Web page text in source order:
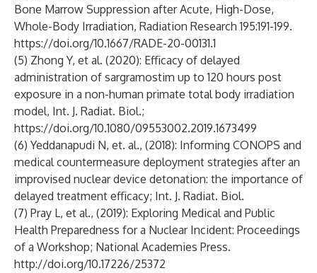
Bone Marrow Suppression after Acute, High-Dose,
Whole-Body Irradiation, Radiation Research 195:191-199.
https://doi.org/10.1667/RADE-20-00131.1
(5) Zhong Y, et al. (2020): Efficacy of delayed
administration of sargramostim up to 120 hours post
exposure in a non-human primate total body irradiation
model, Int. J. Radiat. Biol.;
https://doi.org/10.1080/09553002.2019.1673499
(6) Yeddanapudi N, et. al., (2018): Informing CONOPS and
medical countermeasure deployment strategies after an
improvised nuclear device detonation: the importance of
delayed treatment efficacy; Int. J. Radiat. Biol.
(7) Pray L, et al., (2019): Exploring Medical and Public
Health Preparedness for a Nuclear Incident: Proceedings
of a Workshop; National Academies Press.
http://doi.org/10.17226/25372